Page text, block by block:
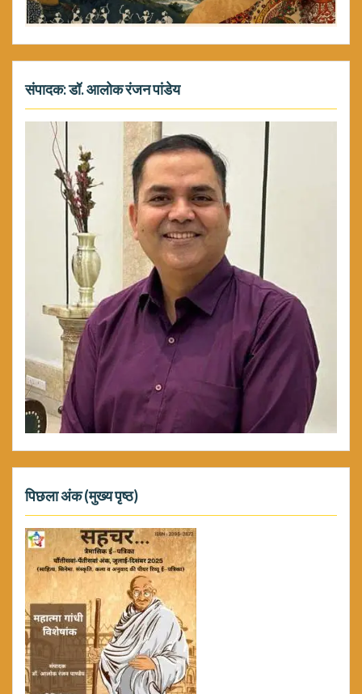
संपादक: डॉ. आलोक रंजन पांडेय
पिछला अंक (मुख्य पृष्ठ)